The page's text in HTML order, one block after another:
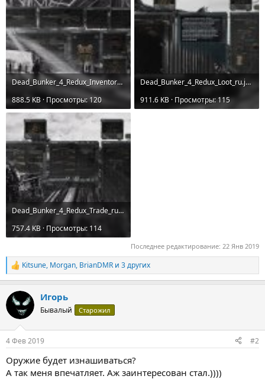
Dead_Bunker_4_Redux_Inventory_ru.jpg
888.5 KB · Просмотры: 120
Dead_Bunker_4_Redux_Loot_ru.jpg
911.6 KB · Просмотры: 115
Dead_Bunker_4_Redux_Trade_ru.jpg
757.4 KB · Просмотры: 114
Последнее редактирование: 22 Янв 2019
Р
е
к
ц
и
Kitsune, Morgan, BrianDMR и 3 других
Игорь
Бывалый Старожил
4 Фев 2019 #2
Оружие будет изнашиваться?
А так меня впечатляет. Аж заинтересован стал.))))